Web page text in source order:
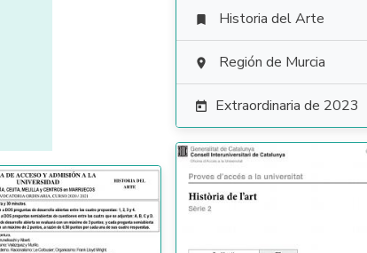
 Historia del Arte
 Región de Murcia
 Extraordinaria de 2023